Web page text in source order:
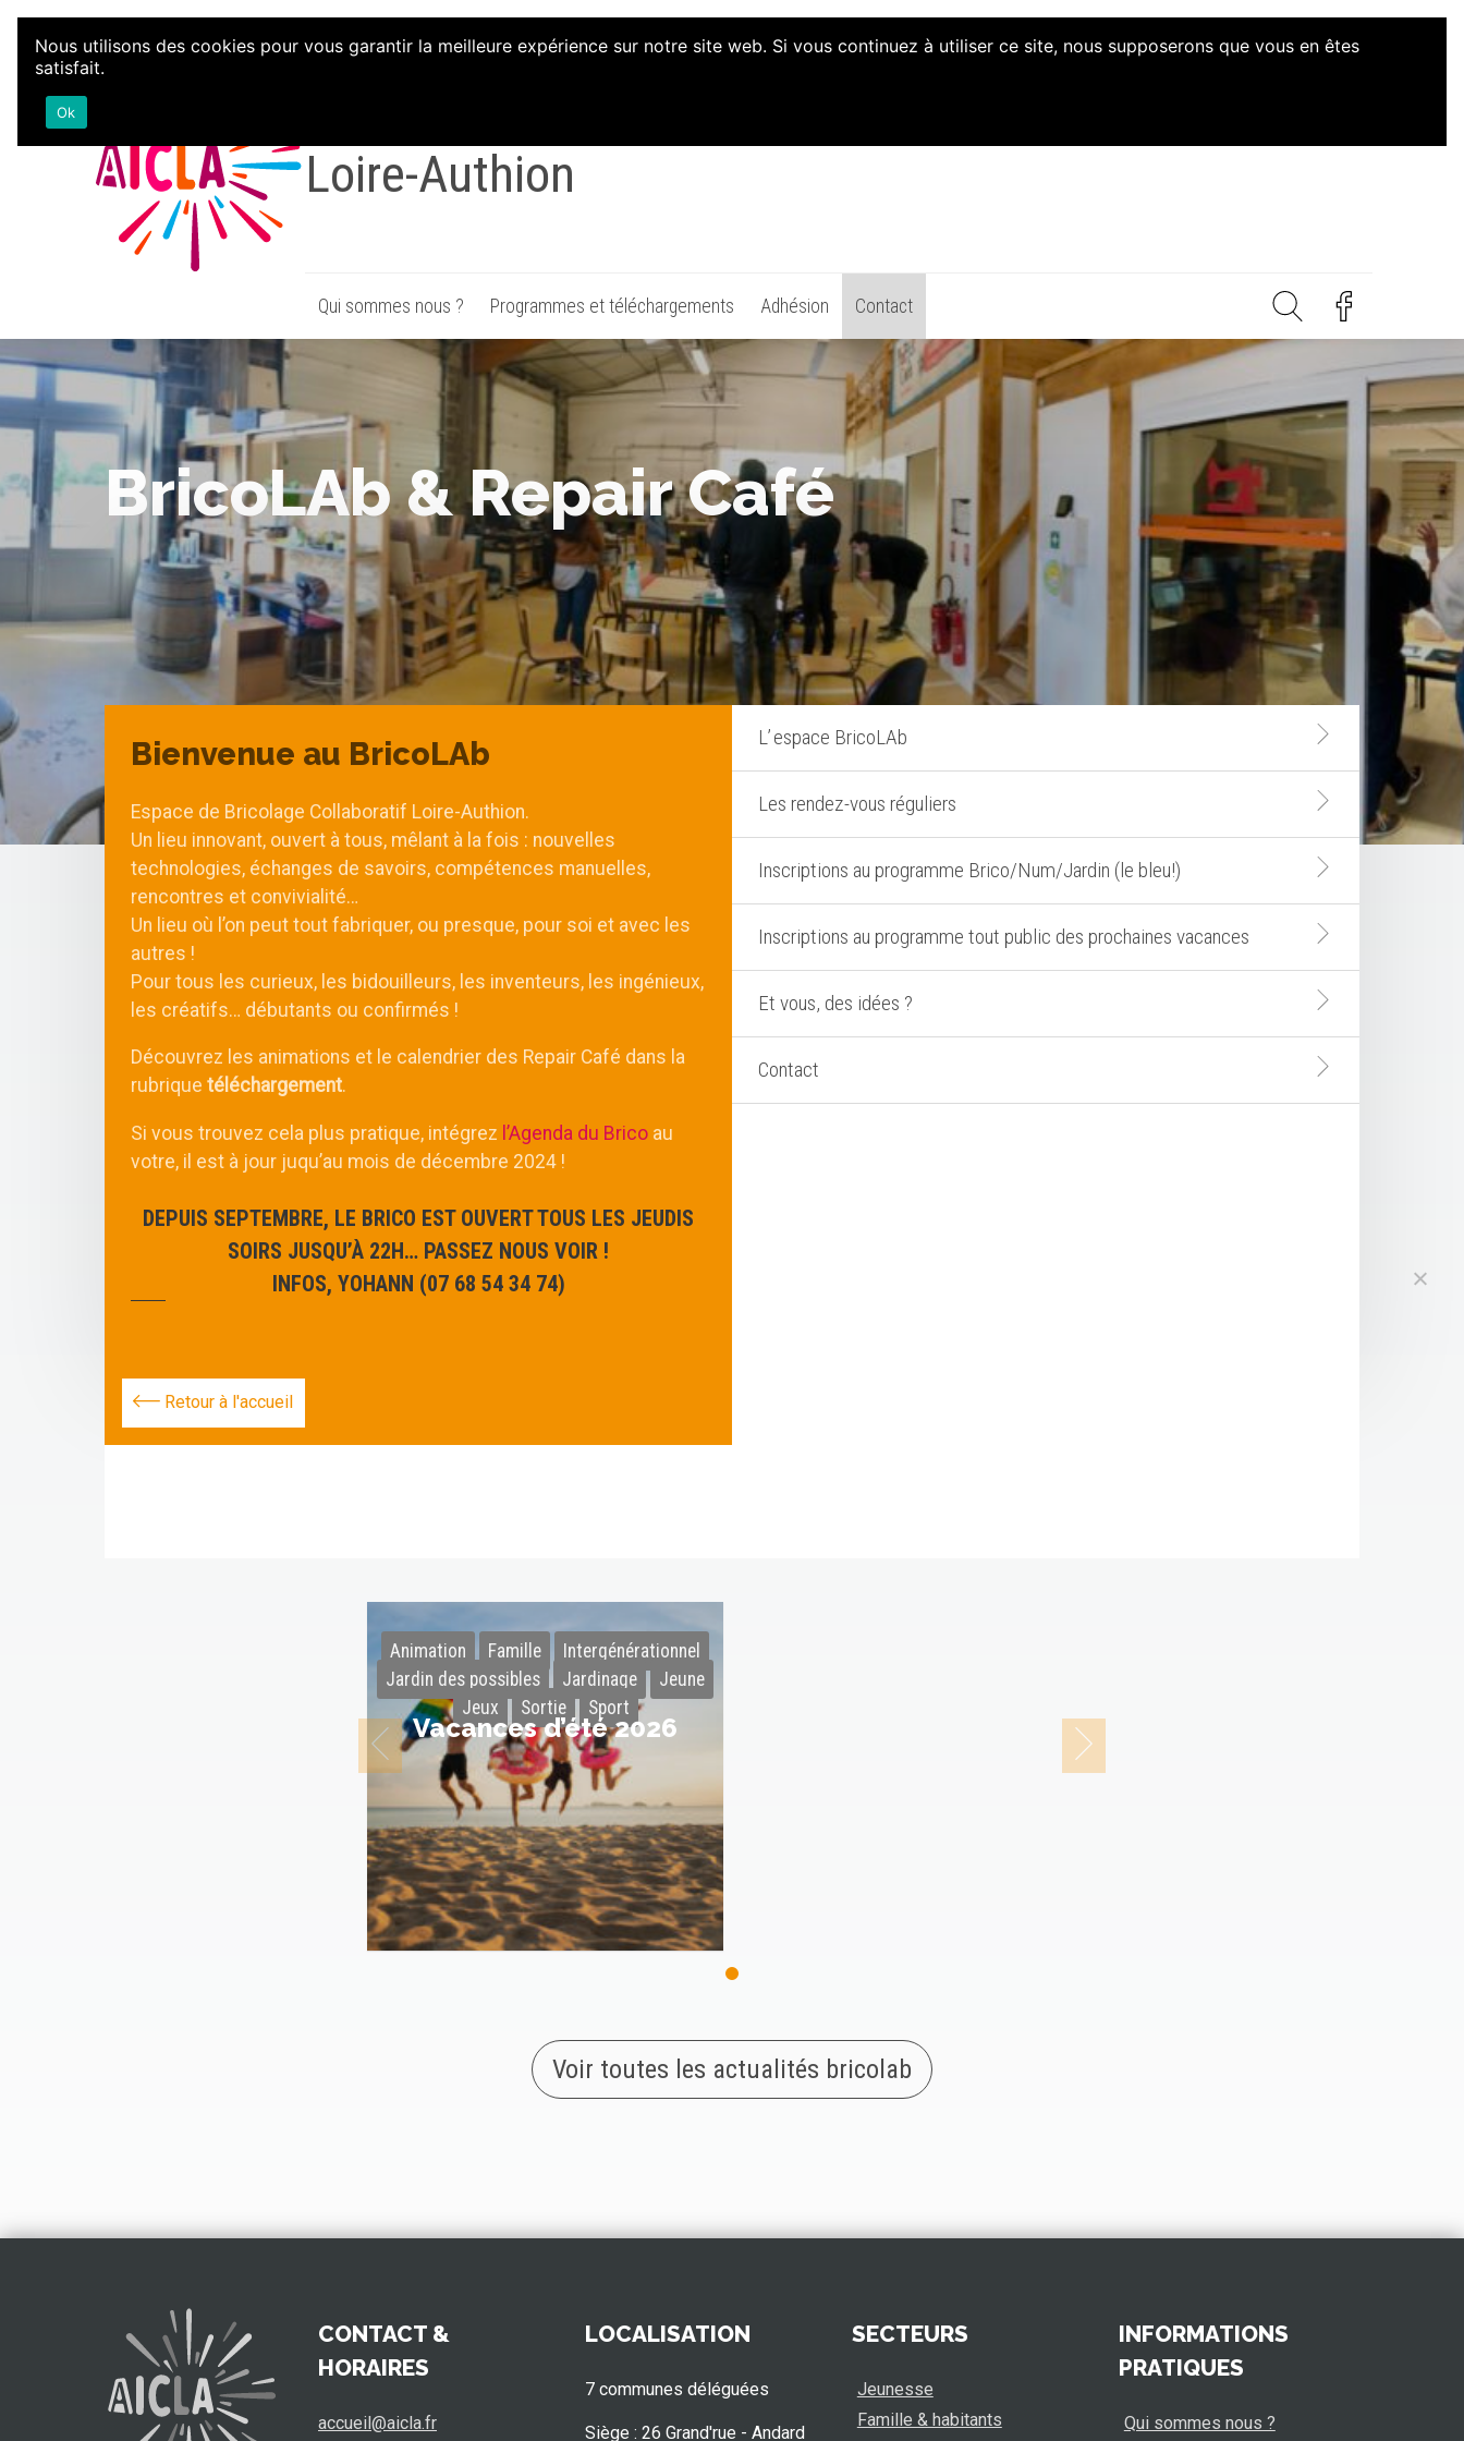
Aller au contenu
Loire-Authion
Qui sommes nous ? Programmes et téléchargements Adhésion Contact
BricoLAb & Repair Café
Bienvenue au BricoLAb
Espace de Bricolage Collaboratif Loire-Authion.
Un lieu innovant, ouvert à tous, mêlant à la fois : nouvelles
technologies, échanges de savoirs, compétences manuelles,
rencontres et convivialité…
Un lieu où l’on peut tout fabriquer, ou presque, pour soi et avec les
autres !
Pour tous les curieux, les bidouilleurs, les inventeurs, les ingénieux,
les créatifs… débutants ou confirmés !
Découvrez les animations et le calendrier des Repair Café dans la
rubrique téléchargement.
Si vous trouvez cela plus pratique, intégrez l’Agenda du Brico au
votre, il est à jour juqu’au mois de décembre 2024 !
DEPUIS SEPTEMBRE, LE BRICO EST OUVERT TOUS LES JEUDIS
SOIRS JUSQU’À 22H… PASSEZ NOUS VOIR !
INFOS, YOHANN (07 68 54 34 74)
Retour à l'accueil
L’ espace BricoLAb
Les rendez-vous réguliers
Inscriptions au programme Brico/Num/Jardin (le bleu!)
Inscriptions au programme tout public des prochaines vacances
Et vous, des idées ?
Contact
Animation Famille
Intergénérationnel
Jardin des possibles
Jardinage
Jeune
Jeux
Sortie Sport
Vacances d’été 2026
Voir toutes les actualités bricolab
CONTACT &
HORAIRES
accueil@aicla.fr
LOCALISATION
7 communes déléguées
Siège : 26 Grand'rue - Andard
SECTEURS
Jeunesse
Famille & habitants
INFORMATIONS
PRATIQUES
Qui sommes nous ?
Nous utilisons des cookies pour vous garantir la meilleure expérience sur notre site web. Si vous continuez à utiliser ce site, nous supposerons que vous en êtes
satisfait.
Ok